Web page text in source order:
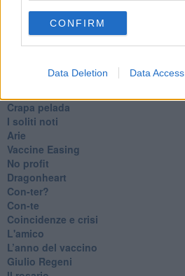
CONFIRM
Data Deletion Data Access
​Cronaca di un vaccino annunciato
​Liberazione
Esternazioni
Vaxzevria
​Ricorrenze e celebrazioni
​Crapa pelada
​I soliti noti
Arie
​Vaccine Easing
No profit
Dragonheart
Con-ter?
​Con-te
Coincidenze e crisi
L'amico
​L’anno del vaccino
Giulio Regeni